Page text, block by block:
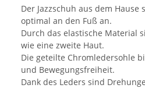
Der Jazzschuh aus dem Hause
optimal an den Fuß an.
Durch das elastische Material
wie eine zweite Haut.
Die geteilte Chromledersohle
und Bewegungsfreiheit.
Dank des Leders sind